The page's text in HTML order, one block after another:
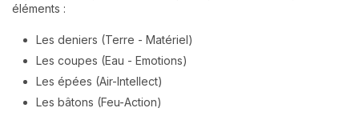
éléments :
Les deniers (Terre - Matériel)
Les coupes (Eau - Emotions)
Les épées (Air-Intellect)
Les bâtons (Feu-Action)